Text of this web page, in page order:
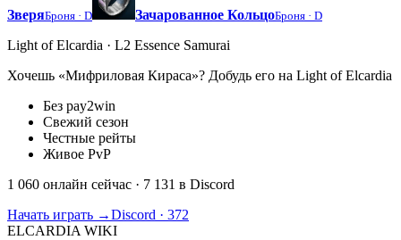
ЗверяБроня · D Зачарованное КольцоБроня · D
Light of Elcardia · L2 Essence Samurai
Хочешь «Мифриловая Кираса»? Добудь его на Light of Elcardia
Без pay2win
Свежий сезон
Честные рейты
Живое PvP
1 060 онлайн сейчас · 7 131 в Discord
Начать играть →Discord · 372
ELCARDIA WIKI